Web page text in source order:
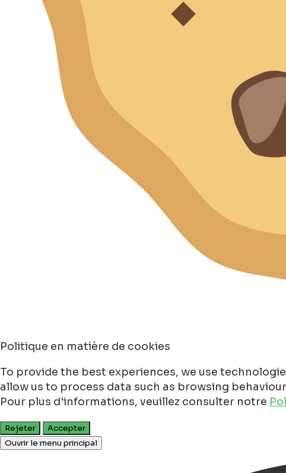
Politique en matière de cookies
To provide the best experiences, we use
allow us to process data such as browsing
Pour plus d'informations, veuillez consulter notre
Rejeter
Accepter
Ouvrir le menu principal